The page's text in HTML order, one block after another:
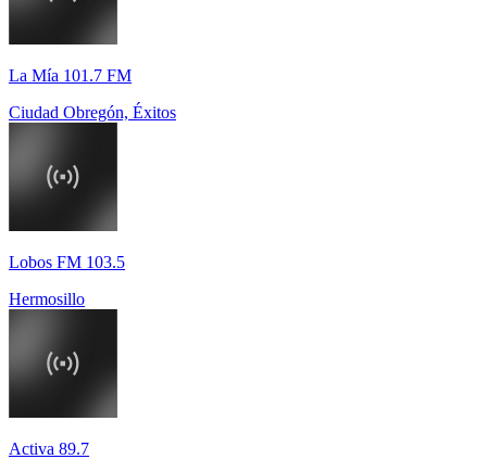
La Mía 101.7 FM
Ciudad Obregón, Éxitos
Lobos FM 103.5
Hermosillo
Activa 89.7